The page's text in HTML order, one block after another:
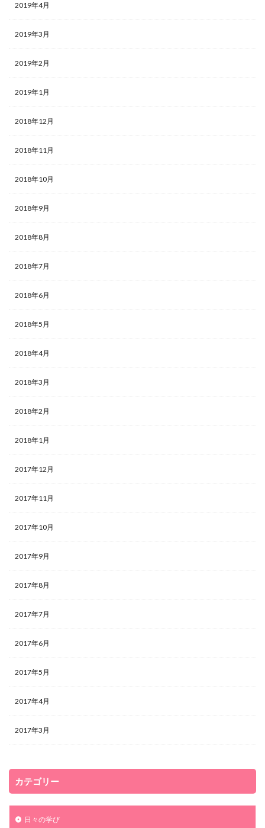
2019年4月
2019年3月
2019年2月
2019年1月
2018年12月
2018年11月
2018年10月
2018年9月
2018年8月
2018年7月
2018年6月
2018年5月
2018年4月
2018年3月
2018年2月
2018年1月
2017年12月
2017年11月
2017年10月
2017年9月
2017年8月
2017年7月
2017年6月
2017年5月
2017年4月
2017年3月
カテゴリー
日々の学び